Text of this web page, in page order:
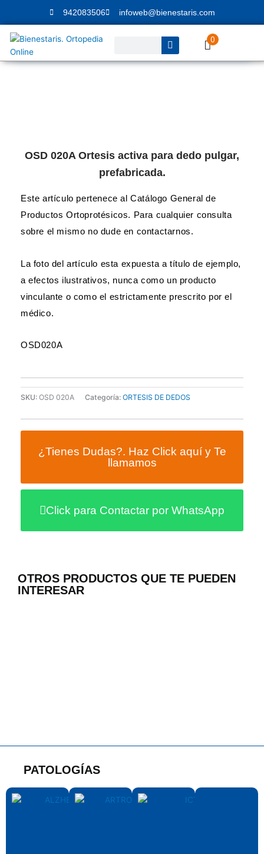
contenido
942083506 infoweb@bienestaris.com
0
OSD 020A Ortesis activa para dedo pulgar,
prefabricada.
Este artículo pertenece al Catálogo General de
Productos Ortoprotésicos. Para cualquier consulta
sobre el mismo no dude en contactarnos.
La foto del artículo esta expuesta a título de ejemplo,
a efectos ilustrativos, nunca como un producto
vinculante o como el estrictamente prescrito por el
médico.
OSD020A
SKU: OSD 020A Categoría: ORTESIS DE DEDOS
¿Tienes Dudas?. Haz Click aquí y Te
llamamos
Click para Contactar por WhatsApp
OTROS PRODUCTOS QUE TE PUEDEN
INTERESAR
PATOLOGÍAS